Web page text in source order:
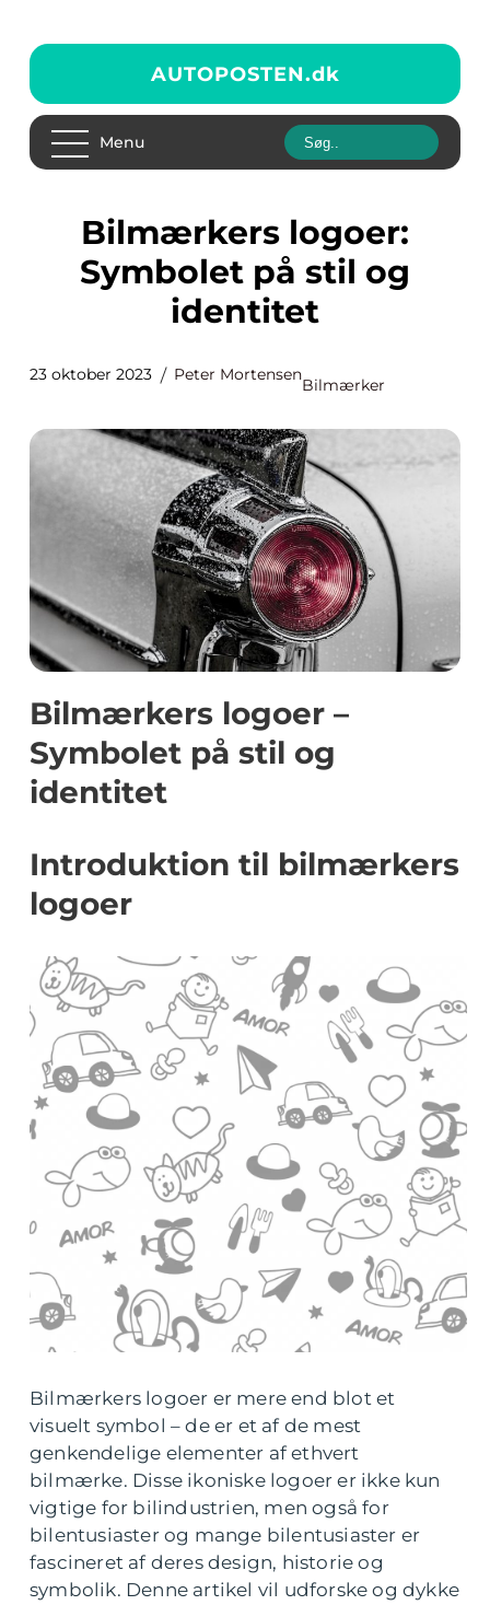
AUTOPOSTEN.dk
Menu
Bilmærkers logoer:
Symbolet på stil og
identitet
23 oktober 2023 Peter Mortensen
Bilmærker
Bilmærkers logoer –
Symbolet på stil og
identitet
Introduktion til bilmærkers
logoer
Bilmærkers logoer er mere end blot et
visuelt symbol – de er et af de mest
genkendelige elementer af ethvert
bilmærke. Disse ikoniske logoer er ikke kun
vigtige for bilindustrien, men også for
bilentusiaster og mange bilentusiaster er
fascineret af deres design, historie og
symbolik. Denne artikel vil udforske og dykke